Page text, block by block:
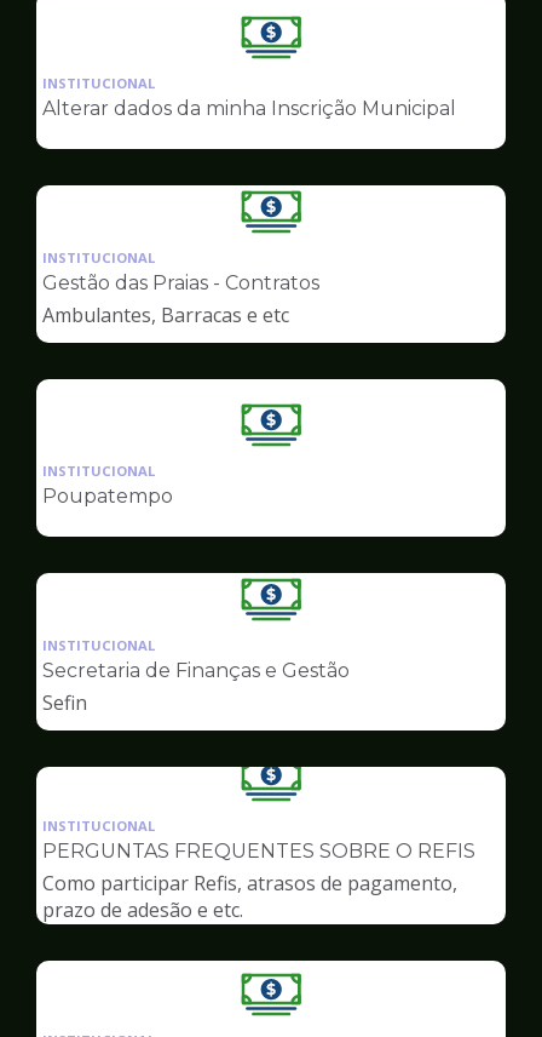
Ilustração
pagina
Finanças
INSTITUCIONAL
Alterar dados da minha Inscrição Municipal
Ilustração
pagina
de
Finanças
INSTITUCIONAL
Gestão das Praias - Contratos
Ambulantes, Barracas e etc
Ilustração
Finanças
INSTITUCIONAL
Poupatempo
Ilustração
pagina
INSTITUCIONAL
Secretaria de Finanças e Gestão
Sefin
Ilustração
pagina
Finanças
INSTITUCIONAL
PERGUNTAS FREQUENTES SOBRE O REFIS
Como participar Refis, atrasos de pagamento,
prazo de adesão e etc.
Ilustração